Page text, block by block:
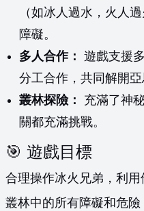
（如冰人過水，火人
障礙。
多人合作： 遊戲支援
分工合作，共同解開亞
叢林探險：
充滿了神
關都充滿挑戰。
🎯 遊戲目標
合理操作冰火兄弟，利
叢林中的所有障礙和危險